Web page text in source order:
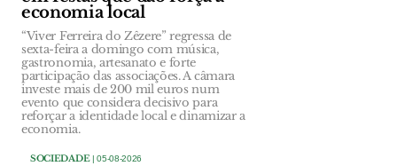
economia local
“Viver Ferreira do Zêzere” regressa de
sexta-feira a domingo com música,
gastronomia, artesanato e forte
participação das associações. A câmara
investe mais de 200 mil euros num
evento que considera decisivo para
reforçar a identidade local e dinamizar a
economia.
SOCIEDADE| 05-08-2026